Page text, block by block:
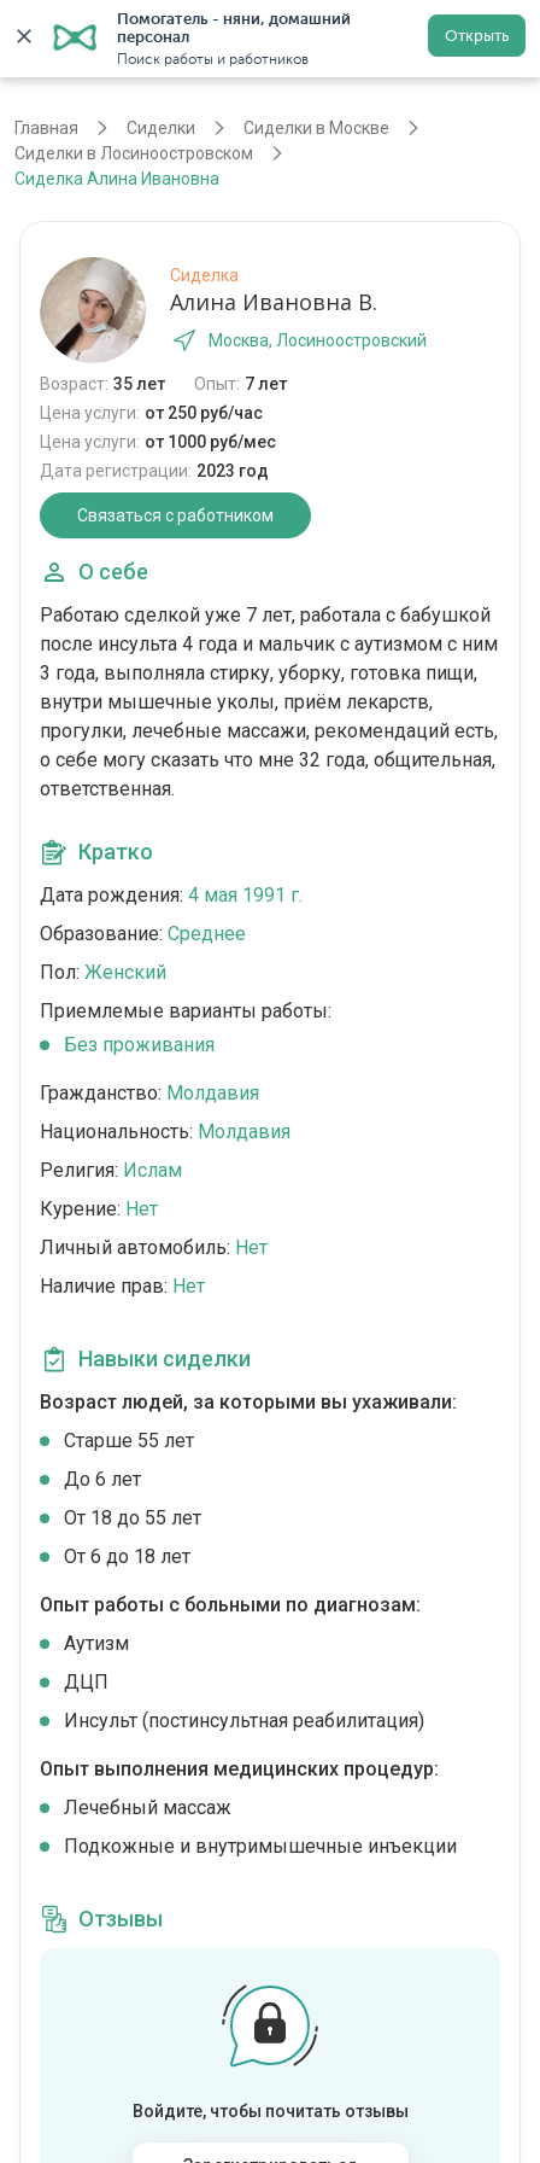
Помогатель - няни, домашний
персонал
Поиск работы и работников
Открыть
Регистрация
Главная Сиделки
Сиделки в Москве
Сиделки в Лосиноостровском
Сиделка Алина Ивановна
Сиделка
Алина Ивановна В.
Москва, Лосиноостровский
Возраст: 35 лет Опыт: 7 лет
Цена услуги: от 250 руб/час
Цена услуги: от 1000 руб/мес
Дата регистрации: 2023 год
Связаться с работником
О себе
Работаю сделкой уже 7 лет, работала с бабушкой
после инсульта 4 года и мальчик с аутизмом с ним
3 года, выполняла стирку, уборку, готовка пищи,
внутри мышечные уколы, приём лекарств,
прогулки, лечебные массажи, рекомендаций есть,
о себе могу сказать что мне 32 года, общительная,
ответственная.
Кратко
Дата рождения: 4 мая 1991 г.
Образование: Среднее
Пол: Женский
Приемлемые варианты работы:
Без проживания
Гражданство: Молдавия
Национальность: Молдавия
Религия: Ислам
Курение: Нет
Личный автомобиль: Нет
Наличие прав: Нет
Навыки сиделки
Возраст людей, за которыми вы ухаживали:
Cтарше 55 лет
До 6 лет
От 18 до 55 лет
От 6 до 18 лет
Опыт работы с больными по диагнозам:
Аутизм
ДЦП
Инсульт (постинсультная реабилитация)
Опыт выполнения медицинских процедур:
Лечебный массаж
Подкожные и внутримышечные инъекции
Отзывы
Войдите, чтобы почитать отзывы